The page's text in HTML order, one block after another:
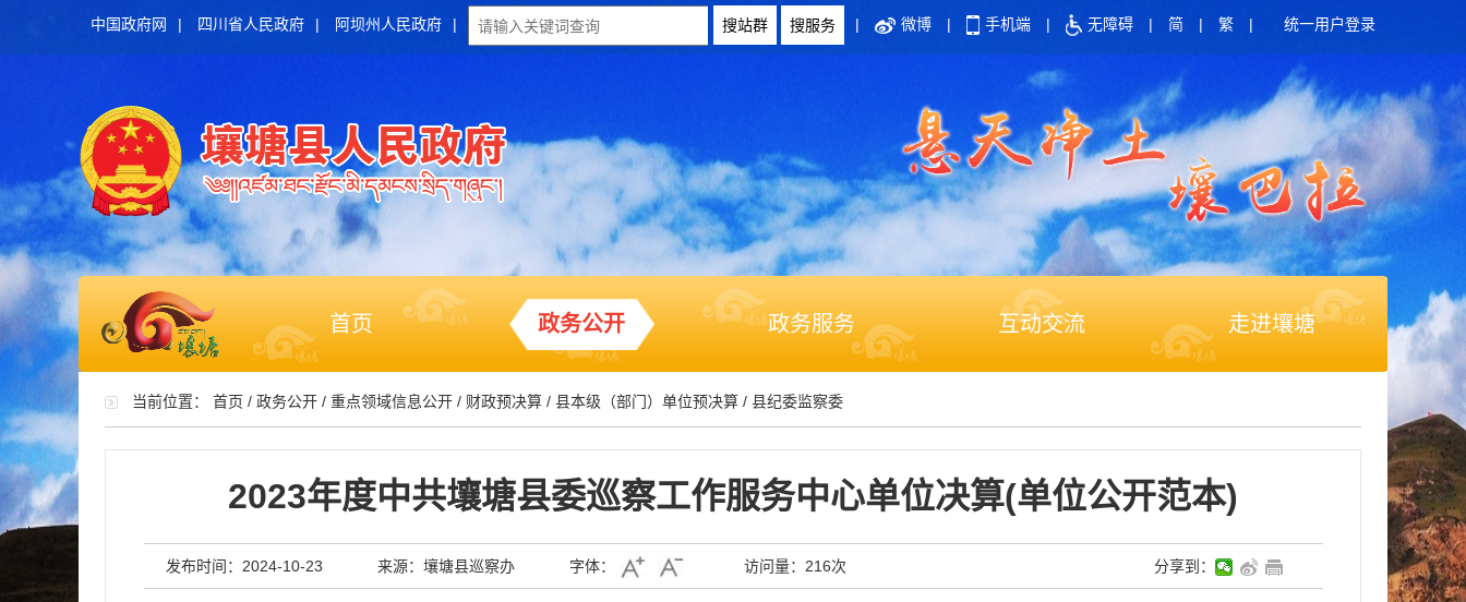
中国政府网 | 四川省人民政府 | 阿坝州人民政府 | | 微博 | 手机端 | 无障碍 | 简 | 繁 | 统一用户登录
首页 政务公开 政务服务 互动交流 走进壤塘
当前位置： 首页 / 政务公开 / 重点领域信息公开 / 财政预决算 / 县本级（部门）单位预决算 / 县纪委监察委
2023年度中共壤塘县委巡察工作服务中心单位决算(单位公开范本)
发布时间：2024-10-23 来源：壤塘县巡察办 字体： 访问量： 216次 分享到：